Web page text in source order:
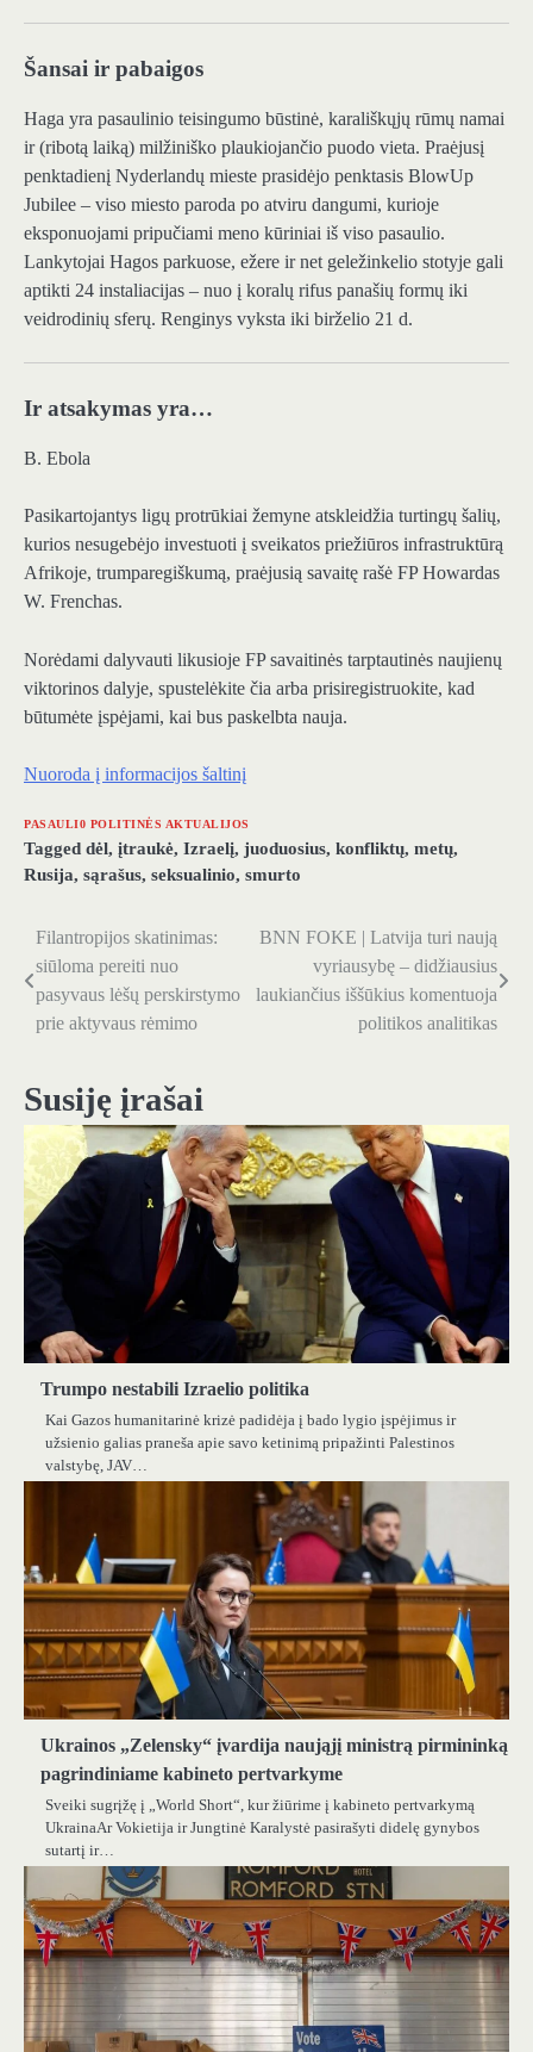
Šansai ir pabaigos
Haga yra pasaulinio teisingumo būstinė, karališkųjų rūmų namai
ir (ribotą laiką) milžiniško plaukiojančio puodo vieta. Praėjusį
penktadienį Nyderlandų mieste prasidėjo penktasis BlowUp
Jubilee – viso miesto paroda po atviru dangumi, kurioje
eksponuojami pripučiami meno kūriniai iš viso pasaulio.
Lankytojai Hagos parkuose, ežere ir net geležinkelio stotyje gali
aptikti 24 instaliacijas – nuo ​​į koralų rifus panašių formų iki
veidrodinių sferų. Renginys vyksta iki birželio 21 d.
Ir atsakymas yra…
B. Ebola
Pasikartojantys ligų protrūkiai žemyne ​​atskleidžia turtingų šalių,
kurios nesugebėjo investuoti į sveikatos priežiūros infrastruktūrą
Afrikoje, trumparegiškumą, praėjusią savaitę rašė FP Howardas
W. Frenchas.
Norėdami dalyvauti likusioje FP savaitinės tarptautinės naujienų
viktorinos dalyje, spustelėkite čia arba prisiregistruokite, kad
būtumėte įspėjami, kai bus paskelbta nauja.
Nuoroda į informacijos šaltinį
PASAULI0 POLITINĖS AKTUALIJOS
Tagged dėl, įtraukė, Izraelį, juoduosius, konfliktų, metų,
Rusija, sąrašus, seksualinio, smurto
Navigacija
tarp
įrašų
Filantropijos skatinimas:
siūloma pereiti nuo
pasyvaus lėšų perskirstymo
prie aktyvaus rėmimo
BNN FOKE | Latvija turi naują
vyriausybę – didžiausius
laukiančius iššūkius komentuoja
politikos analitikas
Susiję įrašai
Trumpo nestabili Izraelio politika
Kai Gazos humanitarinė krizė padidėja į bado lygio įspėjimus ir
užsienio galias praneša apie savo ketinimą pripažinti Palestinos
valstybę, JAV…
Ukrainos „Zelensky“ įvardija naująjį ministrą pirmininką
pagrindiniame kabineto pertvarkyme
Sveiki sugrįžę į „World Short“, kur žiūrime į kabineto pertvarkymą
UkrainaAr Vokietija ir Jungtinė Karalystė pasirašyti didelę gynybos
sutartį ir…